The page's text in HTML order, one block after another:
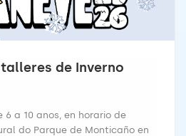
de Inverno
6 a 10 anos, en horario de
do Parque de Monticaño en